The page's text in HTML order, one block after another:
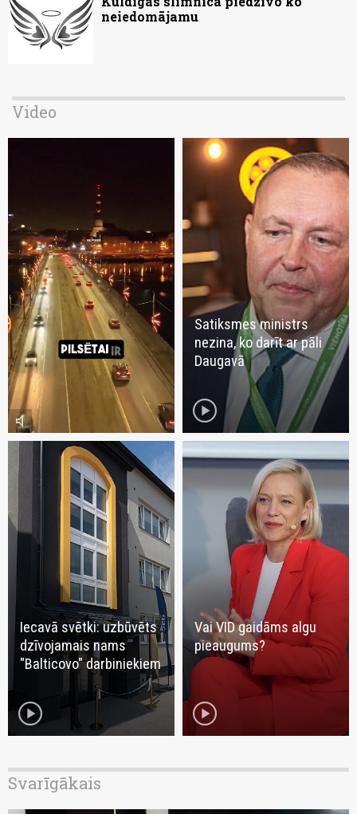
neiedomājamu
Video
volume_mute
Satiksmes ministrs
nezina, ko darīt ar pāli
Daugavā
play_circle
Iecavā svētki: uzbūvēts
dzīvojamais nams
"Balticovo" darbiniekiem
play_circle
Vai VID gaidāms algu
pieaugums?
play_circle
Svarīgākais